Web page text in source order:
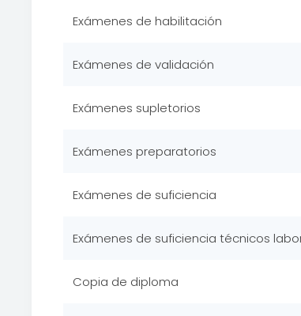
Exámenes de habilitación
Exámenes de validación
Exámenes supletorios
Exámenes preparatorios
Exámenes de suficiencia
Exámenes de suficiencia técnicos
Copia de diploma